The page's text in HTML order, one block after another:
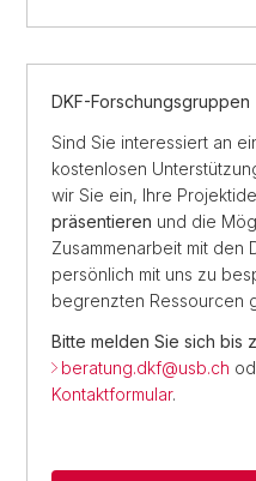
DKF-Forschungsgruppen
Sind Sie interessiert an
kostenlosen
wir Sie ein, Ihre
präsentieren und die
Zusammenarbeit mit den
persönlich mit uns zu
begrenzten Ressourcen
Bitte melden Sie sich bis
beratung.dkf@usb.ch
Kontaktformular.